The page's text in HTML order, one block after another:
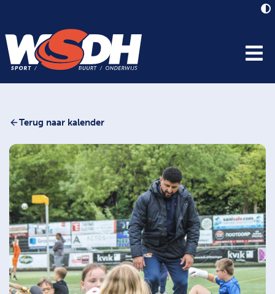
Terug naar kalender